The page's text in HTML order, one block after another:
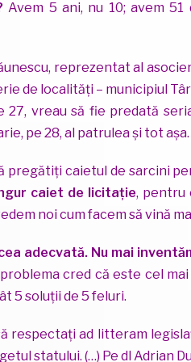
Avem 5 ani, nu 10; avem
reprezentat al
de localități – municipiul
vreau să fie predată
pe 28, al patrulea și tot
pregătiți caietul de sarcini
caiet de licitație, pentru
noi cum facem să vină
adecvată. Nu mai
cred că este cel
5 soluții de 5 feluri.
respectați ad litteram
statului. (…) Pe dl Adrian